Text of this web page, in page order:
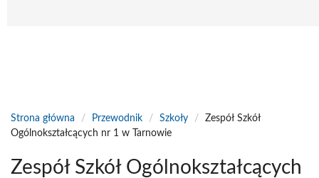
Strona główna / Przewodnik / Szkoły /
Zespół Szkół
Ogólnokształcących nr 1 w Tarnowie
Zespół Szkół Ogólnokształcących